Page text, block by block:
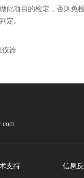
项目的检定，否则免
定。
仪器
支持 信息